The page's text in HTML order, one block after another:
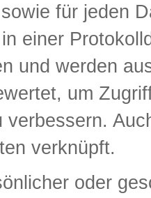
für jeden
einer
und werden
um
verbessern.
verknüpft.
oder